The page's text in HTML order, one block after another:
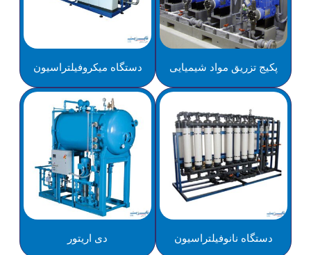
پکیج تزریق مواد شیمیایی دستگاه میکروفیلتراسیون
دستگاه نانوفیلتراسیون دی اریتور